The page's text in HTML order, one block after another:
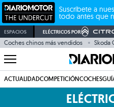
Suscríbete a
todo antes que
ESPACIOS ELÉCTRICOS POR
Coches chinos más vendidos Skoda
ACTUALIDADCOMPETICIÓNCOCHES